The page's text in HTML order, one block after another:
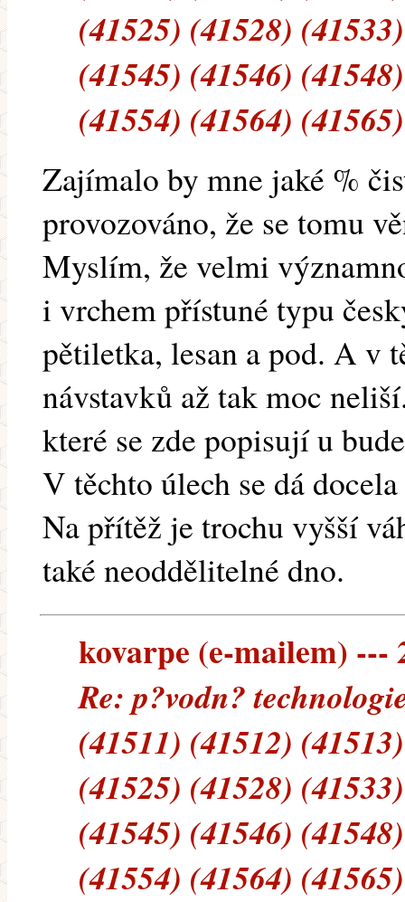
(41525) (41528)
(41545) (41546)
(41554) (41564)
Zajímalo by mne jaké %
provozováno, že se tomu
Myslím, že velmi
i vrchem přístuné typu
pětiletka, lesan a pod. A v
návstavků až tak moc
které se zde popisují u
V těchto úlech se dá
Na přítěž je trochu vyšší
také neoddělitelné dno.
kovarpe (e-mailem) ---
Re: p?vodn?
(41511) (41512)
(41525) (41528)
(41545) (41546)
(41554) (41564)